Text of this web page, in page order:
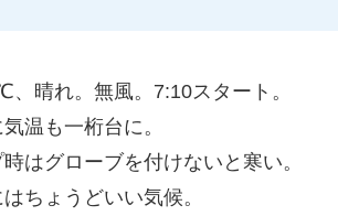
、晴れ。無風。7:10スタート。
温も一桁台に。
はグローブを付けないと寒い。
ちょうどいい気候。